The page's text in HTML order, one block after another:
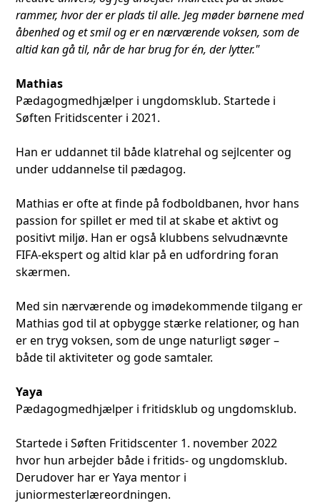
rammer, hvor der er plads til alle. Jeg møder børnene med
åbenhed og et smil og er en nærværende voksen, som de
altid kan gå til, når de har brug for én, der lytter."
Mathias
Pædagogmedhjælper i ungdomsklub. Startede i
Søften Fritidscenter i 2021.
Han er uddannet til både klatrehal og sejlcenter og
under uddannelse til pædagog.
Mathias er ofte at finde på fodboldbanen, hvor hans
passion for spillet er med til at skabe et aktivt og
positivt miljø. Han er også klubbens selvudnævnte
FIFA-ekspert og altid klar på en udfordring foran
skærmen.
Med sin nærværende og imødekommende tilgang er
Mathias god til at opbygge stærke relationer, og han
er en tryg voksen, som de unge naturligt søger –
både til aktiviteter og gode samtaler.
Yaya
Pædagogmedhjælper i fritidsklub og ungdomsklub.
Startede i Søften Fritidscenter 1. november 2022
hvor hun arbejder både i fritids- og ungdomsklub.
Derudover har er Yaya mentor i
juniormesterlæreordningen.